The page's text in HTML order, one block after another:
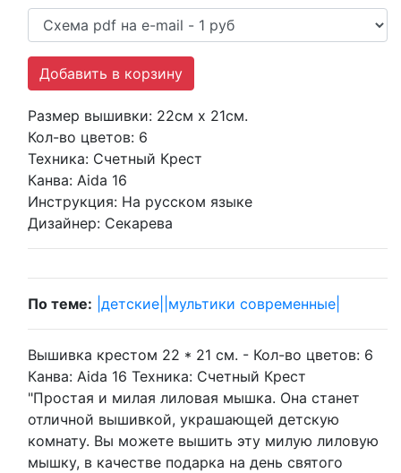
Размер вышивки: 22см х 21см.
Кол-во цветов: 6
Техника: Счетный Крест
Канва: Aida 16
Инструкция: На русском языке
Дизайнер: Секарева
По теме: |детские| |мультики современные|
Вышивка крестом 22 * 21 см. - Кол-во цветов: 6
Канва: Aida 16 Техника: Счетный Крест
"Простая и милая лиловая мышка. Она станет
отличной вышивкой, украшающей детскую
комнату. Вы можете вышить эту милую лиловую
мышку, в качестве подарка на день святого